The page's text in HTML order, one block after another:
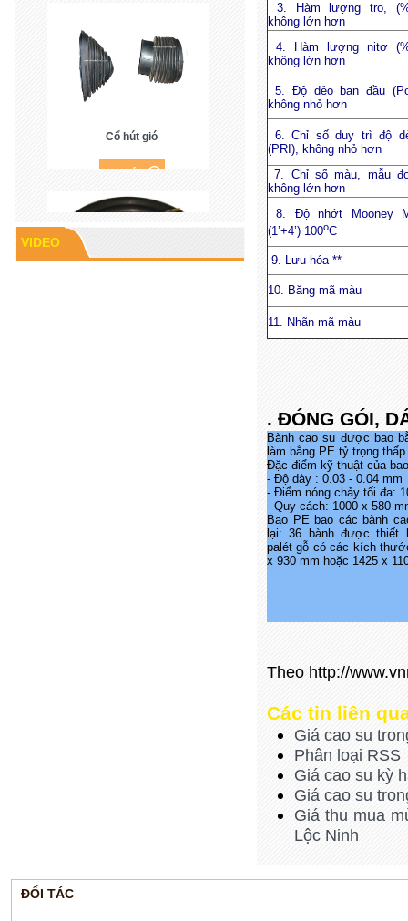
Cổ hút gió
VIDEO
3. Hàm lượng tro,
không lớn hơn
4. Hàm lượng nitơ
không lớn hơn
5. Độ dẻo ban đầu
không nhỏ hơn
6. Chỉ số duy trì độ
(PRI), không nhỏ hơn
7. Chỉ số màu, mẫu
không lớn hơn
8. Độ nhớt Mooney
(1’+4’) 100oC
9. Lưu hóa **
10. Băng mã màu
11. Nhãn mã màu
. ĐÓNG GÓI,
Bành cao su được bao
làm bằng PE tỷ trọng thấp
Đặc điểm kỹ thuật của
- Độ dày : 0.03 - 0.04 mm
- Điểm nóng chảy tối đa:
- Quy cách: 1000 x 580
Bao PE bao các bành
lại: 36 bành được thiết
palét gỗ có các kích
x 930 mm hoặc 1425 x
Theo http://
Các tin liên
Giá cao su
Phân loại RSS
Giá cao su kỳ
Giá cao su
Giá thu mua
Lộc Ninh
ĐỐI TÁC